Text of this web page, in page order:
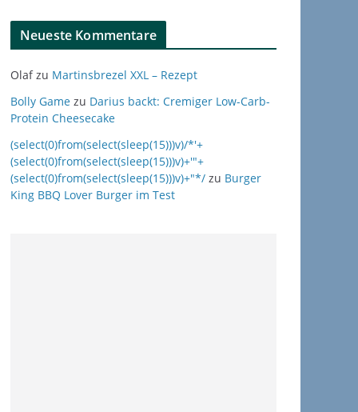
Neueste Kommentare
Olafzu Martinsbrezel XXL – Rezept
Bolly Game zu Darius backt: Cremiger Low-Carb-
Protein Cheesecake
(select(0)from(select(sleep(15)))v)/*'+
(select(0)from(select(sleep(15)))v)+'"+
(select(0)from(select(sleep(15)))v)+"*/ zu Burger
King BBQ Lover Burger im Test